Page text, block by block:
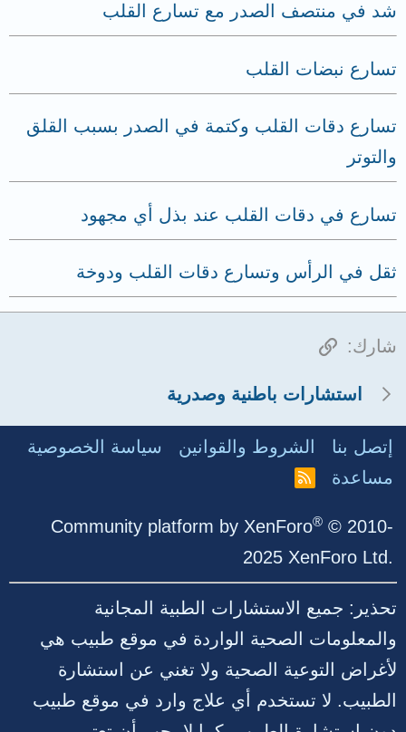
شد في منتصف الصدر مع تسارع القلب
تسارع نبضات القلب
تسارع دقات القلب وكتمة في الصدر بسبب القلق
والتوتر
تسارع في دقات القلب عند بذل أي مجهود
ثقل في الرأس وتسارع دقات القلب ودوخة
شارك: الرابط
استشارات باطنية وصدرية
إتصل بنا الشروط والقوانين
سياسة الخصوصية
مساعدة
R
Community platform by XenForo® © 2010-
2025 XenForo Ltd.
تحذير: جميع الاستشارات الطبية المجانية
والمعلومات الصحية الواردة في موقع طبيب هي
لأغراض التوعية الصحية ولا تغني عن استشارة
الطبيب. لا تستخدم أي علاج وارد في موقع طبيب